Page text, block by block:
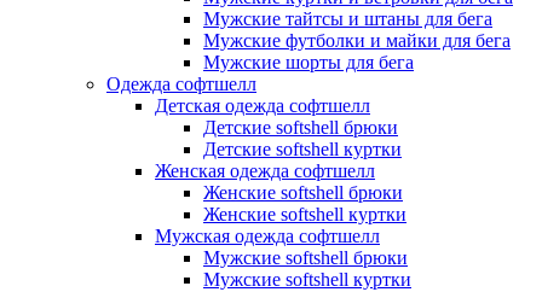
Мужские тайтсы и штаны для бега
Мужские футболки и майки для бега
Мужские шорты для бега
Одежда софтшелл
Детская одежда софтшелл
Детские softshell брюки
Детские softshell куртки
Женская одежда софтшелл
Женские softshell брюки
Женские softshell куртки
Мужская одежда софтшелл
Мужские softshell брюки
Мужские softshell куртки